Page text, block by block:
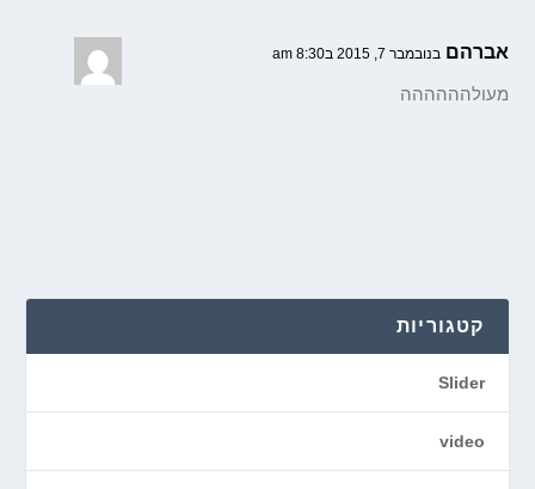
אברהם בנובמבר 7, 2015 ב8:30 am
מעולהההההה
קטגוריות
Slider
video